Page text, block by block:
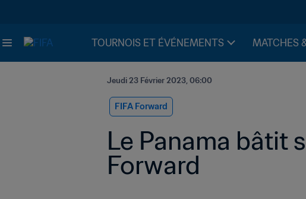
TOURNOIS ET ÉVÉNEMENTS MATCHES
Jeudi 23 Février 2023, 06:00
FIFA Forward
Le Panama bâtit
Forward